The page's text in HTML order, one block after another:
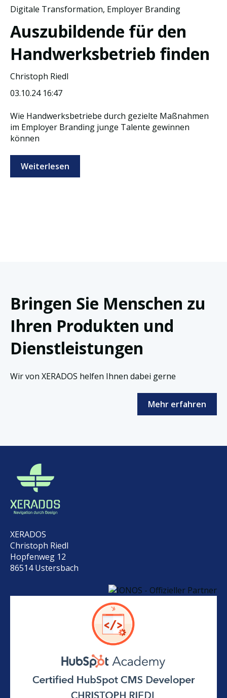
Digitale Transformation, Employer Branding
Auszubildende für den
Handwerksbetrieb finden
Christoph Riedl
03.10.24 16:47
Wie Handwerksbetriebe durch gezielte Maßnahmen
im Employer Branding junge Talente gewinnen
können
Weiterlesen
Bringen Sie Menschen zu
Ihren Produkten und
Dienstleistungen
Wir von XERADOS helfen Ihnen dabei gerne
Mehr erfahren
XERADOS
Christoph Riedl
Hopfenweg 12
86514 Ustersbach